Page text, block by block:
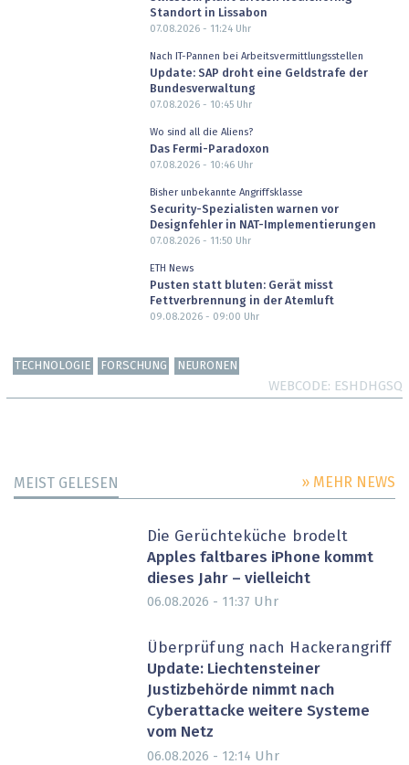
Standort in Lissabon
07.08.2026 - 11:24Uhr
Nach IT-Pannen bei Arbeitsvermittlungsstellen
Update: SAP droht eine Geldstrafe der
Bundesverwaltung
07.08.2026 - 10:45Uhr
Wo sind all die Aliens?
Das Fermi-Paradoxon
07.08.2026 - 10:46Uhr
Bisher unbekannte Angriffsklasse
Security-Spezialisten warnen vor
Designfehler in NAT-Implementierungen
07.08.2026 - 11:50 Uhr
ETH News
Pusten statt bluten: Gerät misst
Fettverbrennung in der Atemluft
09.08.2026 - 09:00 Uhr
TECHNOLOGIE FORSCHUNG NEURONEN
WEBCODE ESHDHGSQ
MEIST GELESEN » MEHR NEWS
Die Gerüchteküche brodelt
Apples faltbares iPhone kommt
dieses Jahr – vielleicht
06.08.2026 - 11:37 Uhr
Überprüfung nach Hackerangriff
Update: Liechtensteiner
Justizbehörde nimmt nach
Cyberattacke weitere Systeme
vom Netz
06.08.2026 - 12:14 Uhr